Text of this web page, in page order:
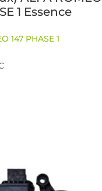
1 Essence
147 PHASE 1